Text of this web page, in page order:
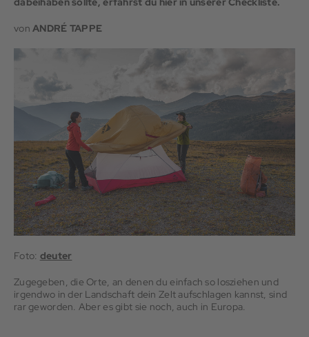
vonANDRÉ TAPPE
Foto: deuter
Zugegeben, die Orte, an denen du einfach so losziehen und
irgendwo in der Landschaft dein Zelt aufschlagen kannst, sind
rar geworden. Aber es gibt sie noch, auch in Europa.